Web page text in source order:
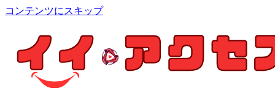
コンテンツにスキップ